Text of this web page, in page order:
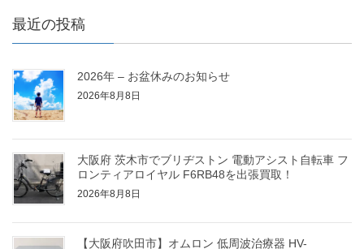
最近の投稿
2026年 – お盆休みのお知らせ
2026年8月8日
大阪府 茨木市でブリヂストン 電動アシスト自転車 フ
ロンティアロイヤル F6RB48を出張買取！
2026年8月8日
【大阪府吹田市】オムロン 低周波治療器 HV-